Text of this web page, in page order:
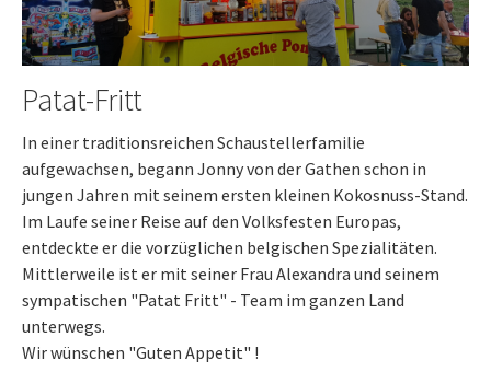
Patat-Fritt
In einer traditionsreichen Schaustellerfamilie
aufgewachsen, begann Jonny von der Gathen schon in
jungen Jahren mit seinem ersten kleinen Kokosnuss-Stand.
Im Laufe seiner Reise auf den Volksfesten Europas,
entdeckte er die vorzüglichen belgischen Spezialitäten.
Mittlerweile ist er mit seiner Frau Alexandra und seinem
sympatischen "Patat Fritt" - Team im ganzen Land
unterwegs.
Wir wünschen "Guten Appetit" !